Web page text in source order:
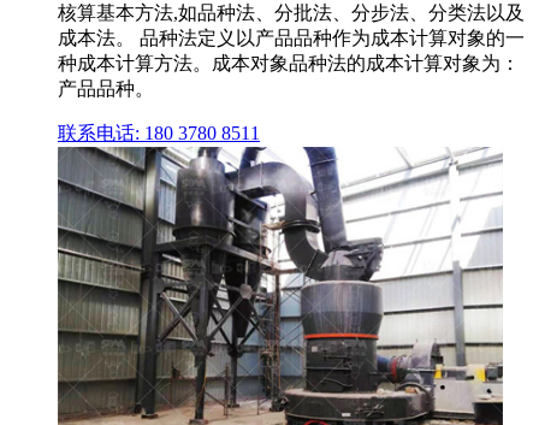
核算基本方法,如品种法、分批法、分步法、分类法以及
成本法。 品种法定义以产品品种作为成本计算对象的一
种成本计算方法。成本对象品种法的成本计算对象为：
产品品种。
联系电话: 180 3780 8511